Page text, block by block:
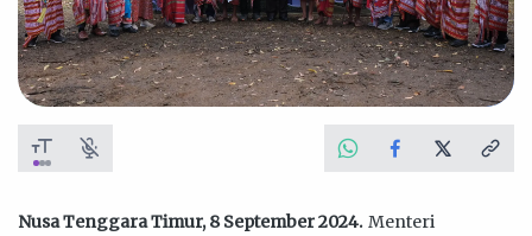
Nusa Tenggara Timur, 8 September 2024.Menteri